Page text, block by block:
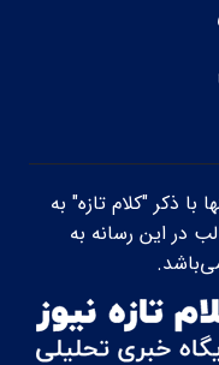
با ذکر "کلام تازه" به
در این رسانه به